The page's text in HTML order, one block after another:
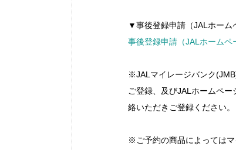
▼事後登録申請（JALホーム
事後登録申請（JALホームペ
※JALマイレージバンク
ご登録、及びJALホームペ
絡いただきご登録ください。
※ご予約の商品によってはマ